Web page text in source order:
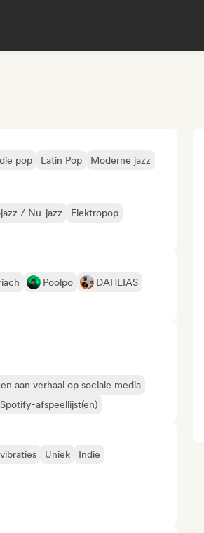
pop Latin Pop
Moderne jazz
/ Nu-jazz
Elektropop
Poolpo
DAHLIAS
aan verhaal op sociale media
afspeellijst(en)
Uniek
Indie